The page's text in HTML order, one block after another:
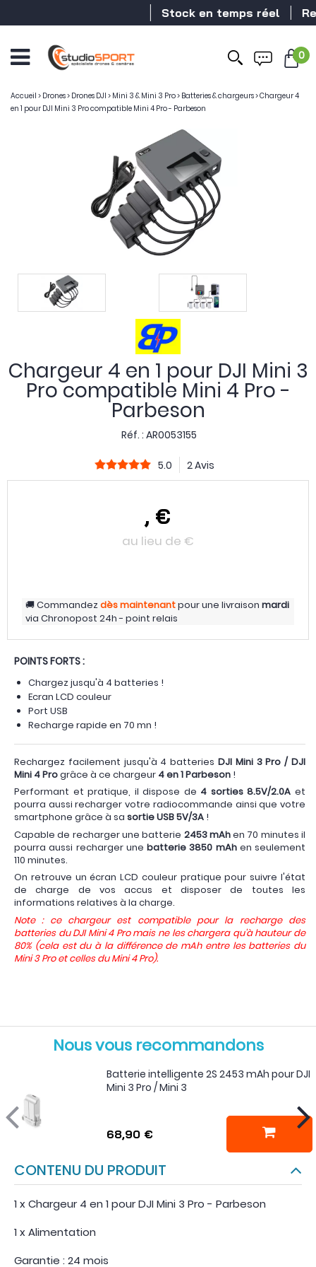
Stock en temps réel
0
Accueil > Drones> Drones DJI > Mini 3 & Mini 3 Pro> Batteries & chargeurs>Chargeur 4
en 1 pour DJI Mini 3 Pro compatible Mini 4 Pro - Parbeson
Chargeur 4 en 1 pour DJI Mini 3
Pro compatible Mini 4 Pro -
Parbeson
Réf. : AR0053155
5.0 2 Avis
, €
au lieu de €
Commandezdès maintenantpour une livraison mardi
via Chronopost 24h - point relais
POINTS FORTS :
Chargez jusqu'à 4 batteries !
Ecran LCD couleur
Port USB
Recharge rapide en 70 mn !
Rechargez facilement jusqu'à 4 batteries DJI Mini 3 Pro / DJI
Mini 4 Progrâce à ce chargeur 4 en 1 Parbeson !
Performant et pratique, il dispose de 4 sorties 8.5V/2.0A et
pourra aussi recharger votre radiocommande ainsi que votre
smartphone grâce à sa sortie USB 5V/3A !
Capable de recharger une batterie 2453 mAhen 70 minutes il
pourra aussi recharger une batterie 3850 mAh en seulement
110 minutes.
On retrouve un écran LCD couleur pratique pour suivre l'état
de charge de vos accus et disposer de toutes les
informations relatives à la charge.
Note : ce chargeur est compatible pour la recharge des
batteries du DJI Mini 4 Pro mais ne les chargera qu'à hauteur de
80% (cela est du à la différence de mAh entre les batteries du
Mini 3 Pro et celles du Mini 4 Pro).
Nous vous recommandons
Batterie intelligente 2S 2453 mAh pour DJI
Mini 3 Pro / Mini 3
68,90 €
CONTENU DU PRODUIT
1 x Chargeur 4 en 1 pour DJI Mini 3 Pro - Parbeson
1 x Alimentation
Garantie : 24 mois